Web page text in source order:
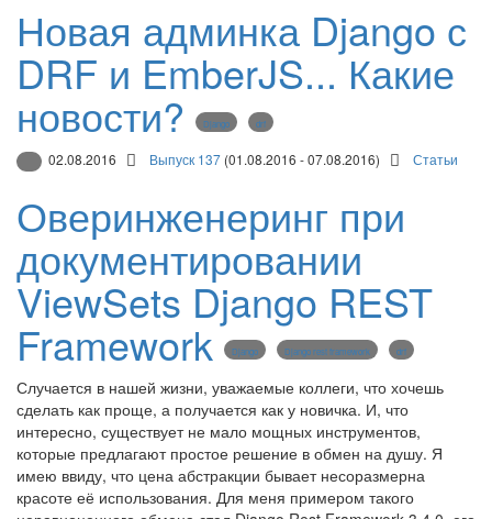
Новая админка Django с
DRF и EmberJS... Какие
новости? Django drf
02.08.2016 Выпуск 137 (01.08.2016 - 07.08.2016) Статьи
Оверинженеринг при
документировании
ViewSets Django REST
Framework Django Django rest framework drf
Случается в нашей жизни, уважаемые коллеги, что хочешь
сделать как проще, а получается как у новичка. И, что
интересно, существует не мало мощных инструментов,
которые предлагают простое решение в обмен на душу. Я
имею ввиду, что цена абстракции бывает несоразмерна
красоте её использования. Для меня примером такого